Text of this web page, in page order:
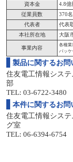
資本金
4.8億
従業員数
370名
代表者
代表
本社所在地
大阪
事業内容
各種業
パッ
製品に関するお問
住友電工情報シス
部
TEL: 03-6722-3480
本件に関するお問
住友電工情報シス
グ室
TEL: 06-6394-6754